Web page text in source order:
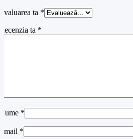
ta *
ta *
*
*